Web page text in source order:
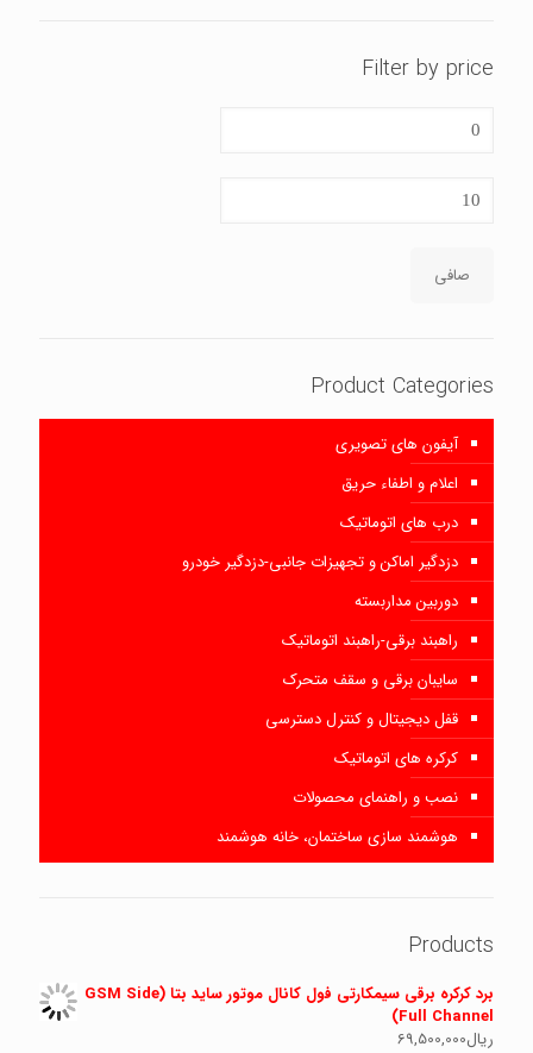
Filter by price
قیمت
قيمت
صافی
Product Categories
آیفون های تصویری
اعلام و اطفاء حریق
درب های اتوماتیک
دزدگیر اماکن و تجهیزات جانبی-دزدگیر خودرو
دوربین مداربسته
راهبند برقی-راهبند اتوماتیک
سایبان برقی و سقف متحرک
قفل دیجیتال و کنترل دسترسی
کرکره های اتوماتیک
نصب و راهنمای محصولات
هوشمند سازی ساختمان، خانه هوشمند
Products
برد کرکره برقی سیمکارتی فول کانال موتور ساید بتا (GSM Side
Full Channel)
ریال69,500,000